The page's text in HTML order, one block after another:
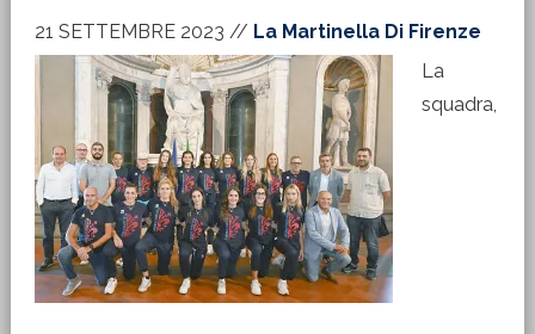
21 SETTEMBRE 2023 // La Martinella Di Firenze
La
squadra,